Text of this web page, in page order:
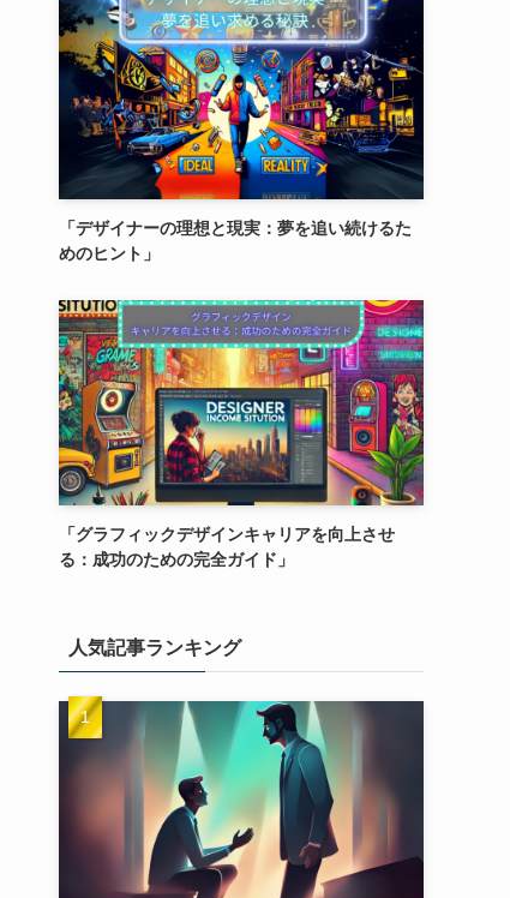
「デザイナーの理想と現実：夢を追い続けるた
めのヒント」
「グラフィックデザインキャリアを向上させ
る：成功のための完全ガイド」
人気記事ランキング